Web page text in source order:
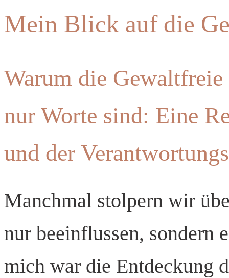
Mein Blick auf die
Warum die
nur Worte sind: Eine
und der
Manchmal stolpern wir
nur beeinflussen, sondern
mich war die Entdeckung